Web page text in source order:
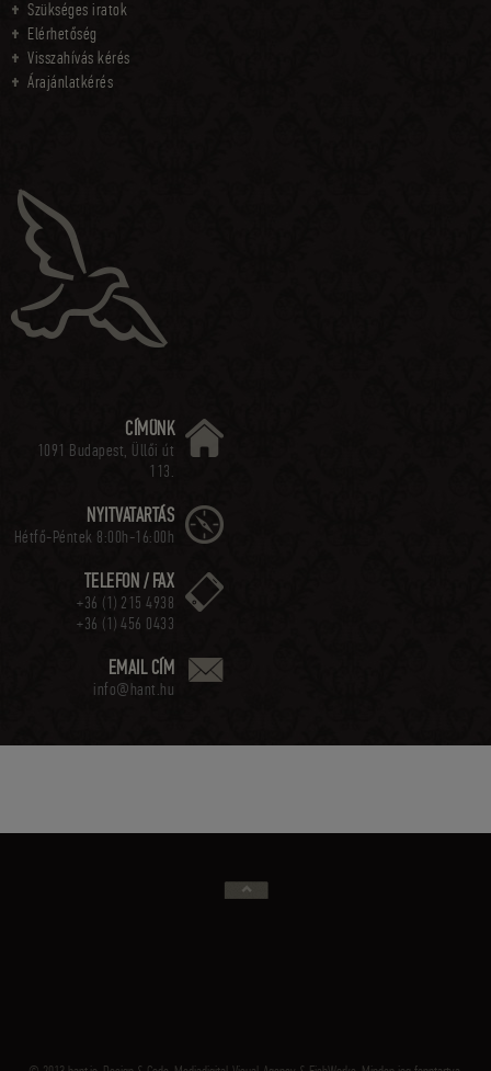
Szükséges iratok
Elérhetőség
Visszahívás kérés
Árajánlatkérés
CÍMÜNK
1091 Budapest, Üllői út
113.
NYITVATARTÁS
Hétfő-Péntek 8:00h-16:00h
TELEFON / FAX
+36 (1) 215 4938
+36 (1) 456 0433
EMAIL CÍM
info@hant.hu